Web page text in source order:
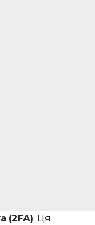
(2FA): Ця